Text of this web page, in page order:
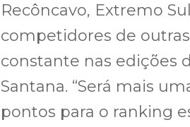
Recôncavo, Extremo
competidores de
constante nas edições
Santana. “Será mais
pontos para o ranking